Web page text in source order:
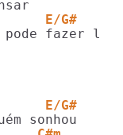
E/G#
pode fazer
E/G#